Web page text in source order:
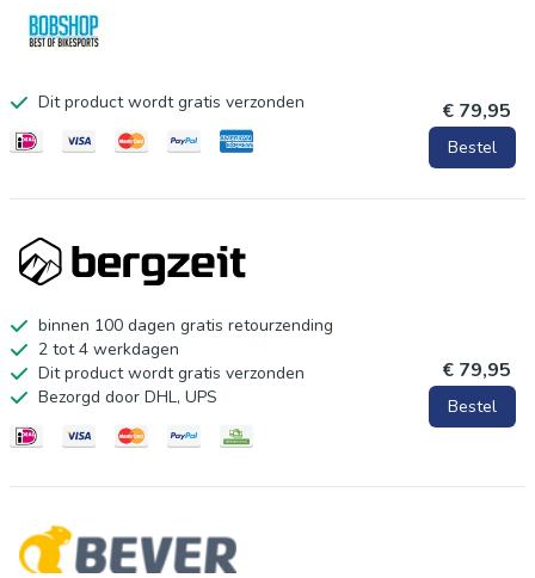
Dit product wordt gratis verzonden € 79,95
Bestel
binnen 100 dagen gratis retourzending
2 tot 4 werkdagen
Dit product wordt gratis verzonden
Bezorgd door DHL, UPS
€ 79,95
Bestel